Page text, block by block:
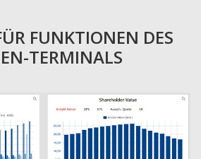
FUNKTIONEN DES
TERMINALS